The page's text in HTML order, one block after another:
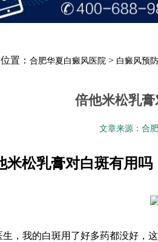
置： 合肥华夏白癜风医院 > 白癜风预防
倍他米松乳
文章来源：合
米松乳膏对白斑有用吗
生，我的白斑用了好多药都没好，